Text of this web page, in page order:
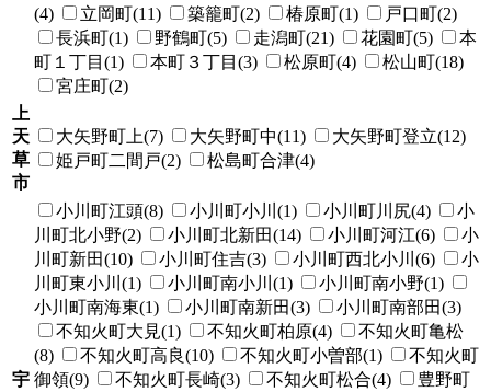
(4)
立岡町(11) 築籠町(2) 椿原町(1)
戸口町(2)
長浜町(1)
野鶴町(5) 走潟町(21) 花園町(5)
本
町１丁目(1)
本町３丁目(3) 松原町(4)
松山町(18)
宮庄町(2)
上
天
草
市
大矢野町上(7) 大矢野町中(11)
大矢野町登立(12)
姫戸町二間戸(2)
松島町合津(4)
宇
小川町江頭(8) 小川町小川(1) 小川町川尻(4)
小
川町北小野(2)
小川町北新田(14) 小川町河江(6)
小
川町新田(10)
小川町住吉(3) 小川町西北小川(6)
小
川町東小川(1)
小川町南小川(1)
小川町南小野(1)
小川町南海東(1)
小川町南新田(3)
小川町南部田(3)
不知火町大見(1)
不知火町柏原(4)
不知火町亀松
(8)
不知火町高良(10) 不知火町小曽部(1)
不知火町
御領(9)
不知火町長崎(3) 不知火町松合(4)
豊野町